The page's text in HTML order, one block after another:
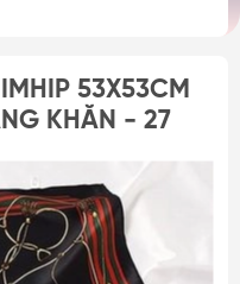
53X53CM
KHĂN - 27